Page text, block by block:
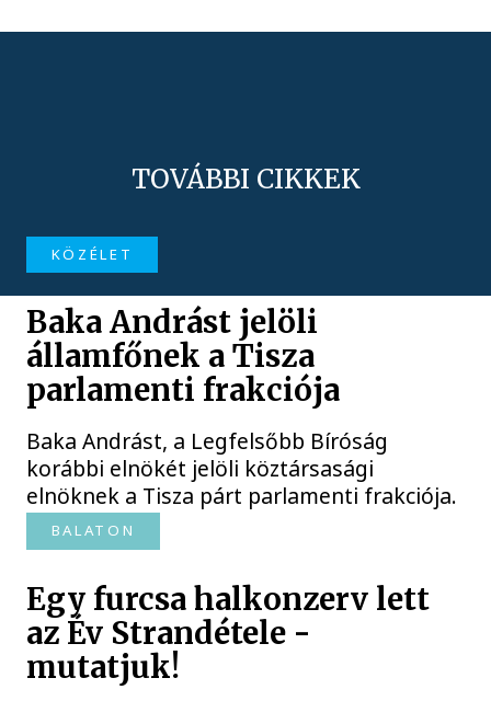
TOVÁBBI CIKKEK
KÖZÉLET
Baka Andrást jelöli
államfőnek a Tisza
parlamenti frakciója
Baka Andrást, a Legfelsőbb Bíróság
korábbi elnökét jelöli köztársasági
elnöknek a Tisza párt parlamenti frakciója.
BALATON
Egy furcsa halkonzerv lett
az Év Strandétele -
mutatjuk!